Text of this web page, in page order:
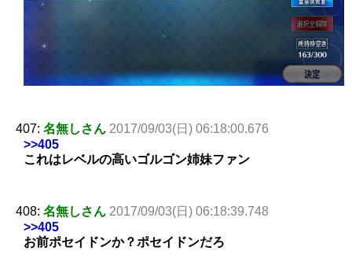
407: 名無しさん 2017/09/03(日) 06:18:00.676
>>405
これはレベルの高いゴルゴン姉妹ファン
408: 名無しさん 2017/09/03(日) 06:18:39.748
>>405
お前ポセイドンか？ポセイドンだろ